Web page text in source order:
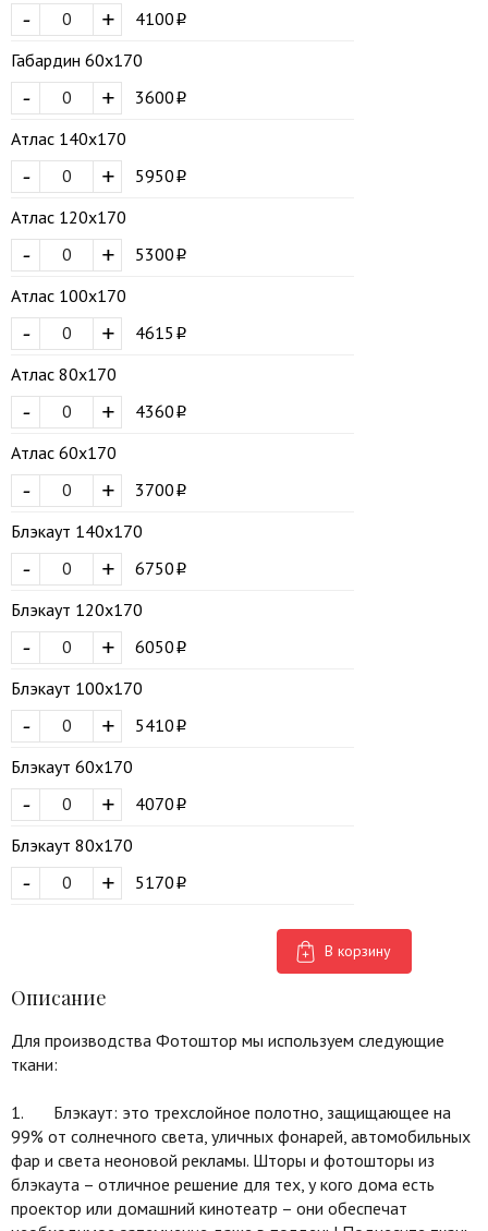
+
-
4100
Габардин 60х170
+
-
3600
Атлас 140х170
+
-
5950
Атлас 120х170
+
-
5300
Атлас 100х170
+
-
4615
Атлас 80х170
+
-
4360
Атлас 60х170
+
-
3700
Блэкаут 140х170
+
-
6750
Блэкаут 120х170
+
-
6050
Блэкаут 100х170
+
-
5410
Блэкаут 60х170
+
-
4070
Блэкаут 80х170
+
- 5170
В корзину
Описание
Для производства Фотоштор мы используем следующие
ткани:
1. Блэкаут: это трехслойное полотно, защищающее на
99% от солнечного света, уличных фонарей, автомобильных
фар и света неоновой рекламы. Шторы и фотошторы из
блэкаута – отличное решение для тех, у кого дома есть
проектор или домашний кинотеатр – они обеспечат